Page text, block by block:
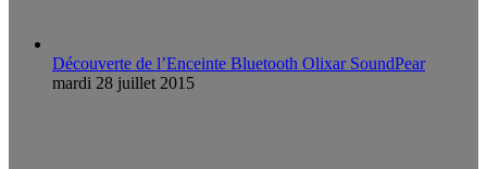
Découverte de l’Enceinte Bluetooth Olixar SoundPear
mardi 28 juillet 2015